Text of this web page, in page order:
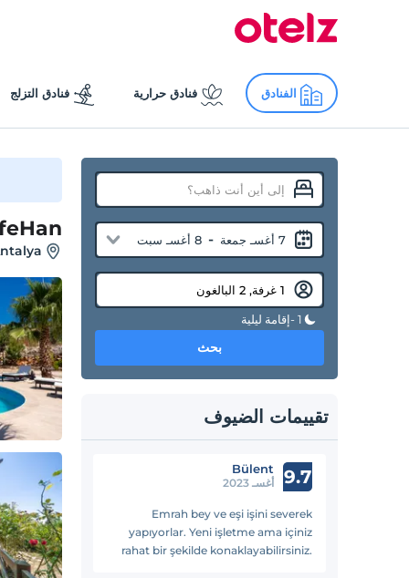
الفنادق فنادق حرارية فنادق التزلج
7 أغسـ جمعة - 8 أغسـ سبت
1 -إقامة ليلية
بحث
تقييمات الضيوف
9.7
Bülent
أغسـ 2023
Emrah bey ve eşi işini severek
yapıyorlar. Yeni işletme ama içiniz
rahat bir şekilde konaklayabilirsiniz.